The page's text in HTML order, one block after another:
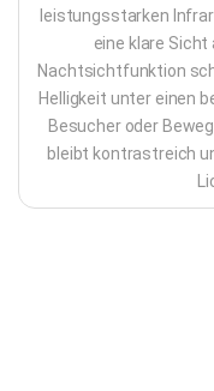
leistungsstarken
eine klare Sicht
Nachtsichtfunktion
Helligkeit unter einen
Besucher oder
bleibt kontrastreich